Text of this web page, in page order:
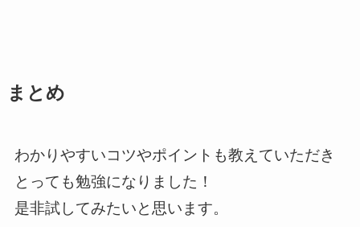
まとめ
わかりやすいコツやポイントも教えていただき
とっても勉強になりました！
是非試してみたいと思います。